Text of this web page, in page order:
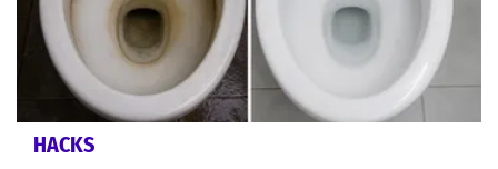
HACKS